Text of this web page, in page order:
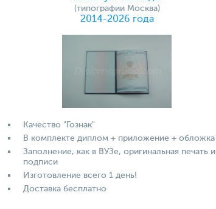
(типографии Москва)
2014-2026 года
Качество "Гознак"
В комплекте диплом + приложение + обложка
Заполнение, как в ВУЗе, оригинальная печать и
подписи
Изготовление всего 1 день!
Доставка бесплатно